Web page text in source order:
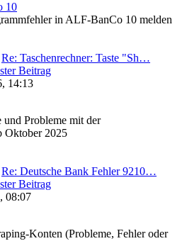
10
in ALF-BanCo 10 melden
Re: Taschenrechner: Taste "Sh…
Beitrag
14:13
Probleme mit der
Oktober 2025
Re: Deutsche Bank Fehler 9210…
Beitrag
08:07
Konten (Probleme, Fehler oder